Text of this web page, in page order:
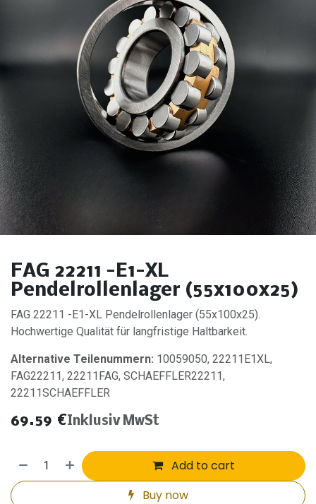
FAG 22211 -E1-XL
Pendelrollenlager (55x100x25)
FAG 22211 -E1-XL Pendelrollenlager (55x100x25).
Hochwertige Qualität für langfristige Haltbarkeit.
Alternative Teilenummern: 10059050, 22211E1XL,
FAG22211, 22211FAG, SCHAEFFLER22211,
22211SCHAEFFLER
69.59 €Inklusiv MwSt
Add to cart
Buy now